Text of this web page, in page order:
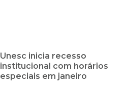
Unesc inicia recesso
institucional com horários
especiais em janeiro